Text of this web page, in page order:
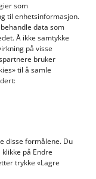
som
til enhetsinformasjon.
data som
Å ikke samtykke
på visse
bruker
til å samle
disse formålene. Du
på Endre
trykke «Lagre